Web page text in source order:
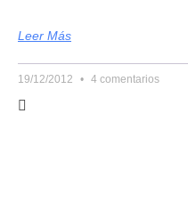
Leer Más
19/12/2012 4 comentarios